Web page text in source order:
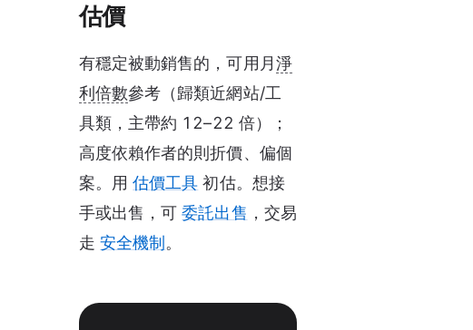
估價
有穩定被動銷售的，可用月淨
利倍數參考（歸類近網站/工
具類，主帶約 12–22 倍）；
高度依賴作者的則折價、偏個
案。用估價工具 初估。想接
手或出售，可委託出售 ，交易
走安全機制 。